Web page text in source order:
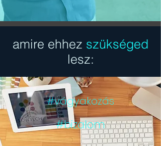
amire ehhez szükséged
lesz:
#vágyakozás
#bizalom